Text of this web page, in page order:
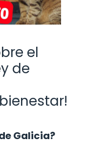
el
de
Galicia?